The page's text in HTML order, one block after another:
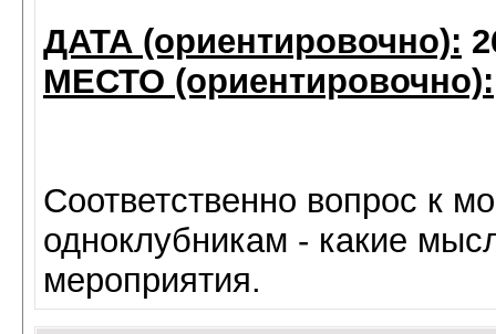
ДАТА (ориентировочно):
МЕСТО (ориентировочно):
Соответственно вопрос к
одноклубникам - какие
мероприятия.